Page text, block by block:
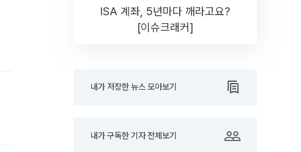
ISA 계좌, 5년마다 깨라고요?
[이슈크래커]
내가 저장한 뉴스 모아보기
내가 구독한 기자 전체보기